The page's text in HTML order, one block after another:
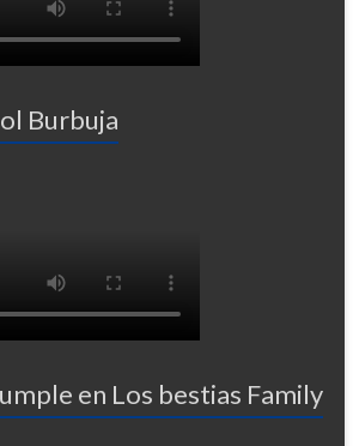
Burbuja
en Los bestias Family